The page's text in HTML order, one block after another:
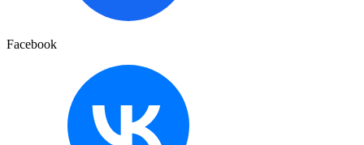
Facebook